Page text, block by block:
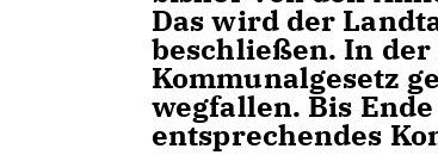
Das wird der
beschließen. In
Kommunalgesetz
wegfallen. Bis
entsprechendes